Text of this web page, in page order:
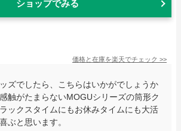
ショップでみる
価格と在庫を楽天でチェック >>
ズでしたら、こちらはいかがでしょうか
触がたまらないMOGUシリーズの筒形ク
ックスタイムにもお休みタイムにも大活
ぶと思います。